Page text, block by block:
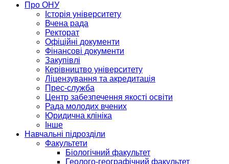
Про ОНУ
Історія університету
Вчена рада
Ректорат
Офіційні документи
Фінансові документи
Закупівлі
Керівництво університету
Ліцензування та акредитація
Прес-служба
Центр забезпечення якості освіти
Рада молодих вчених
Юридична клініка
Інше
Навчальні підрозділи
Факультети
Біологічний факультет
Геолого-географічний факультет